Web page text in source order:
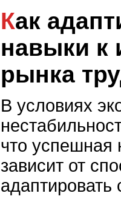
Как адаптировать свои
навыки к
рынка
В условиях
что успешная
зависит от
адаптировать